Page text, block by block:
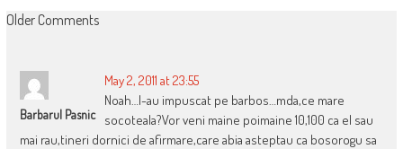
COMMENT
Older Comments
Barbarul Pasnic
May 2, 2011 at 23:55
Noah…l-au impuscat pe barbos…mda,ce mare
socoteala?Vor veni maine poimaine 10,100 ca el sau
mai rau,tineri dornici de afirmare,care abia asteptau ca bosorogu sa